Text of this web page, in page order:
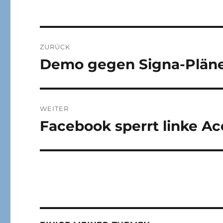
ZURÜCK
Vorheriger
Demo gegen Signa-
WEITER
Nächster
Facebook sperrt linke